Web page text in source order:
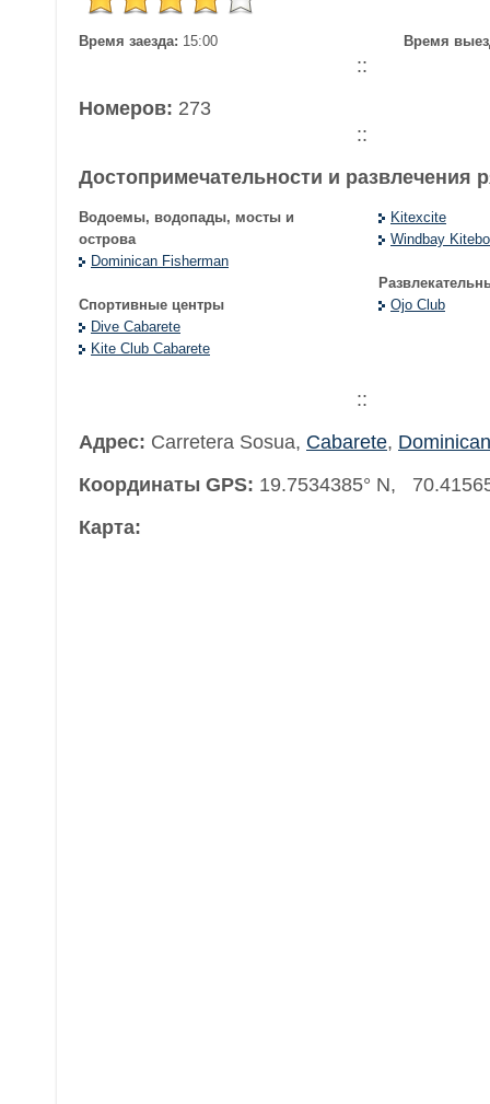
Время заезда: 15:00 Время
::
Номеров: 273
::
Достопримечательности и развлечения
Водоемы, водопады, мосты и
острова
Dominican Fisherman
Спортивные центры
Dive Cabarete
Kite Club Cabarete
Kitexcite
Windbay
Ojo Club
::
Адрес: Carretera Sosua, Cabarete,
Координаты GPS: 19.7534385° N,
Карта: